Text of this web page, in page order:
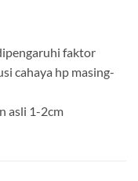
faktor
cahaya hp masing-
asli 1-2cm